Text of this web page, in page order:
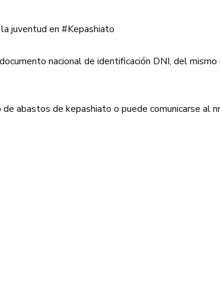
juventud en #Kepashiato
nacional de identificación DNI, del
abastos de kepashiato o puede comunicarse al